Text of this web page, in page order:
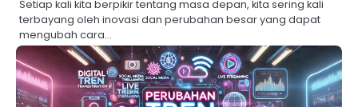
Setiap kali kita berpikir tentang masa depan, kita sering kali
terbayang oleh inovasi dan perubahan besar yang dapat
mengubah cara…